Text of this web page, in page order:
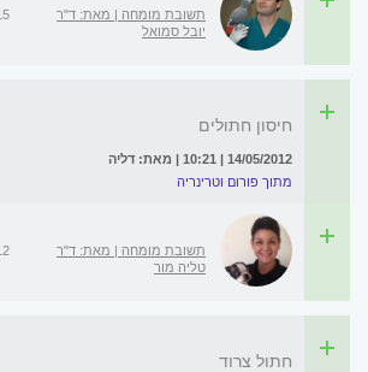
תשובת מומחה | מאת: ד"ר
יובל סמואל
חיסון חתולים
14/05/2012 | 10:21 | מאת: דליה
מתוך פורום וטרינריה
תשובת מומחה | מאת: ד"ר
טליה מור
חתול צרוד